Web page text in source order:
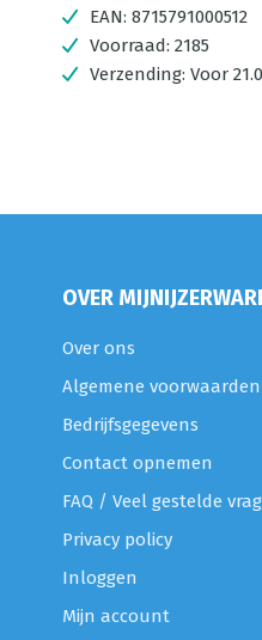
EAN: 8715791000512
Voorraad: 2185
Verzending: Voor
OVER
Over ons
Algemene voorwaarden
Bedrijfsgegevens
Contact opnemen
FAQ / Veel gestelde
Privacy policy
Inloggen
Mijn account